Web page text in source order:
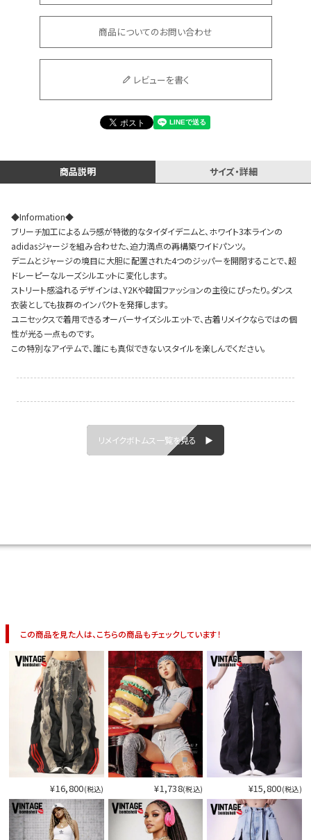
Instagram LIVE items
商品についてのお問い合わせ
レビューを書く
商品説明 サイズ・詳細
◆Information◆
ブリーチ加工によるムラ感が特徴的なタイダイデニムと、ホワイト3本ラインの
adidasジャージを組み合わせた、迫力満点の再構築ワイドパンツ。
デニムとジャージの境目に大胆に配置された4つのジッパーを開閉することで、超
ドレーピーなルーズシルエットに変化します。
ストリート感溢れるデザインは、Y2Kや韓国ファッションの主役にぴったり。ダンス
衣装としても抜群のインパクトを発揮します。
ユニセックスで着用できるオーバーサイズシルエットで、古着リメイクならではの個
性が光る一点ものです。
この特別なアイテムで、誰にも真似できないスタイルを楽しんでください。
リメイクボトムス一覧を見る ▶
この商品を見た人は、こちらの商品もチェックしています！
¥16,800(税込) ¥1,738(税込) ¥15,800(税込)